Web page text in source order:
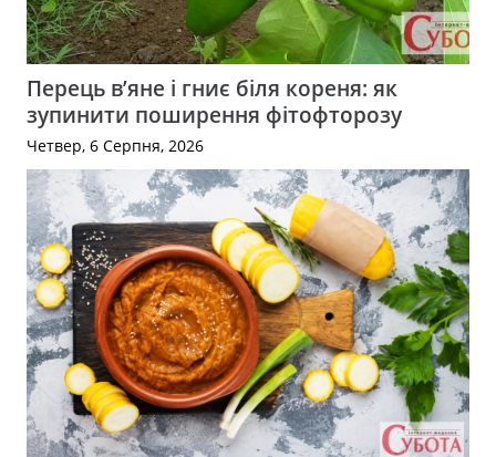
Перець в’яне і гниє біля кореня: як
зупинити поширення фітофторозу
Четвер, 6 Серпня, 2026